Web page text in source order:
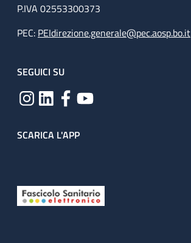
P.IVA 02553300373
PEC: PEIdirezione.generale@pec.aosp.bo.it
SEGUICI SU
SCARICA L'APP